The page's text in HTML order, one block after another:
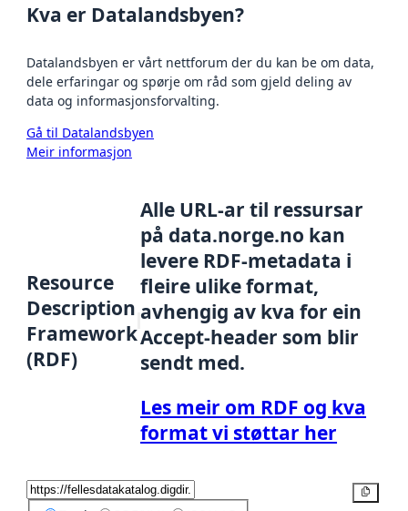
Kva er Datalandsbyen?
Datalandsbyen er vårt nettforum der du kan be om data,
dele erfaringar og spørje om råd som gjeld deling av
data og informasjonsforvalting.
Gå til Datalandsbyen
Meir informasjon
Resource
Description
Framework
(RDF)
Alle URL-ar til ressursar
på data.norge.no kan
levere RDF-metadata i
fleire ulike format,
avhengig av kva for ein
Accept-header som blir
sendt med.
Les meir om RDF og kva
format vi støttar her